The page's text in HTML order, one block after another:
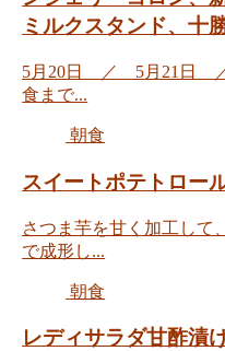
ミルクスタンド、十
5月20日 ／ 5月21日
食まで...
朝食
スイートポテトロー
さつま芋を甘く加工して
で成形し...
朝食
レディサラダ甘酢漬